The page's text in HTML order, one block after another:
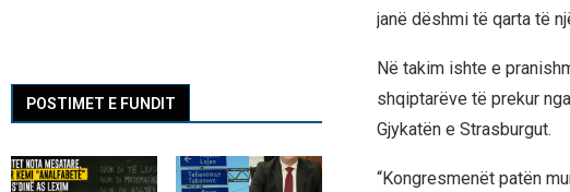
janë dëshmi të qarta të
Në takim ishte e
shqiptarëve të prekur
Gjykatën e Strasburgut.
“Kongresmenët patën
POSTIMET E FUNDIT